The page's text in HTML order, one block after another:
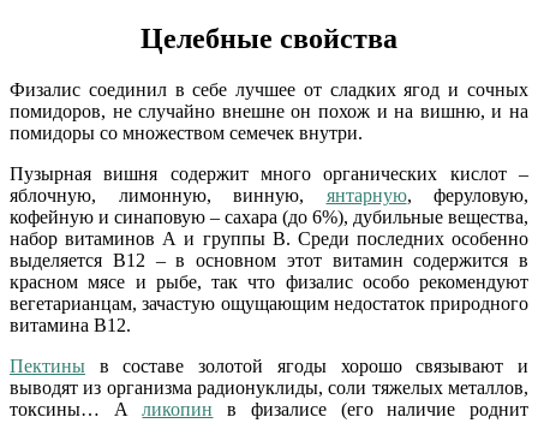
Целебные свойства
Физалис соединил в себе лучшее от сладких ягод и сочных
помидоров, не случайно внешне он похож и на вишню, и на
помидоры со множеством семечек внутри.
Пузырная вишня содержит много органических кислот –
яблочную, лимонную, винную, янтарную, феруловую,
кофейную и синаповую – сахара (до 6%), дубильные вещества,
набор витаминов А и группы В. Среди последних особенно
выделяется В12 – в основном этот витамин содержится в
красном мясе и рыбе, так что физалис особо рекомендуют
вегетарианцам, зачастую ощущающим недостаток природного
витамина В12.
Пектины в составе золотой ягоды хорошо связывают и
выводят из организма радионуклиды, соли тяжелых металлов,
токсины… Аликопин в физалисе (его наличие роднит